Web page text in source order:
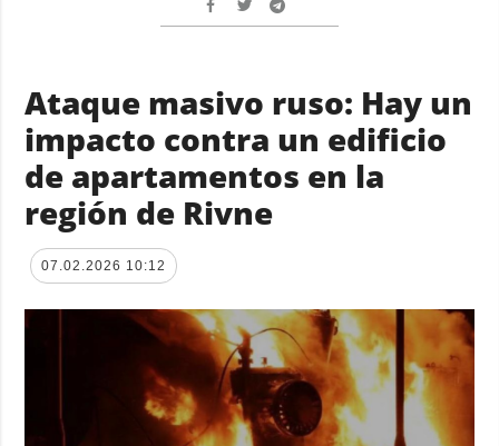
Ataque masivo ruso: Hay un
impacto contra un edificio
de apartamentos en la
región de Rivne
07.02.2026 10:12